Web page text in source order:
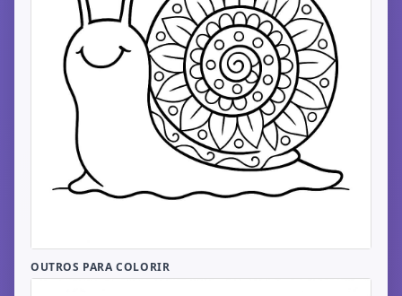
OUTROS PARA COLORIR